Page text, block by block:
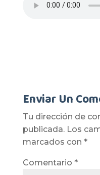
Enviar Un
Tu dirección de
publicada. Los
marcados con *
Comentario *